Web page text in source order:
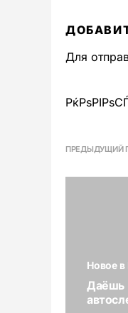
Для
ПРЕДЫДУЩИЙ
Новое в
Даёшь